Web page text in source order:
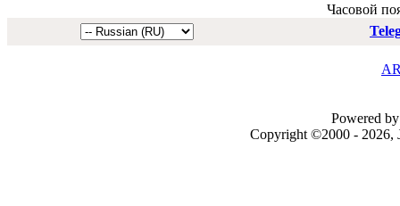
Часовой
Powered
Copyright ©2000 - 2026,